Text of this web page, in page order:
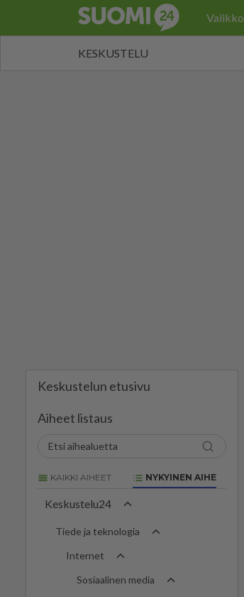
Valikko
KESKUSTELU
Keskustelun etusivu
Aiheet listaus
KAIKKI AIHEET NYKYINEN AIHE
Keskustelu24
Tiede ja teknologia
Internet
Sosiaalinen media